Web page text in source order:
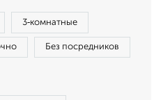
3‑комнатные
Без посредников